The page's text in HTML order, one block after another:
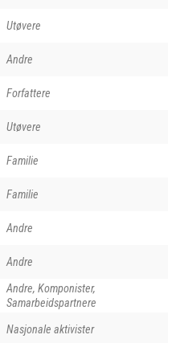
Utøvere
Andre
Forfattere
Utøvere
Familie
Familie
Andre
Andre
Andre, Komponister,
Samarbeidspartnere
Nasjonale aktivister